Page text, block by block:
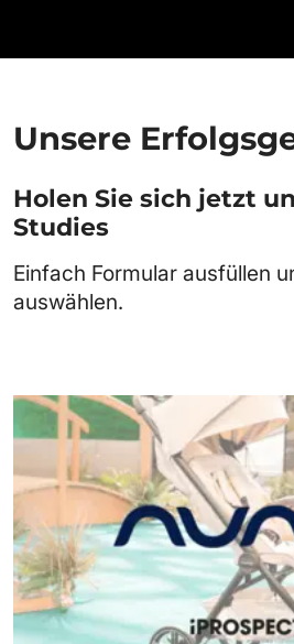
Unsere
Holen Sie sich jetzt
Studies
Einfach Formular ausfüllen
auswählen.